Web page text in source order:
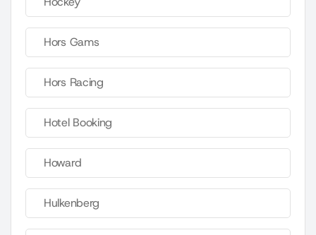
Hors Gams
Hors Racing
Hotel Booking
Howard
Hulkenberg